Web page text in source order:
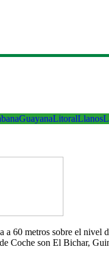
GuayanaLitoralLlanos
a 60 metros sobre el
Coche son El Bichar,